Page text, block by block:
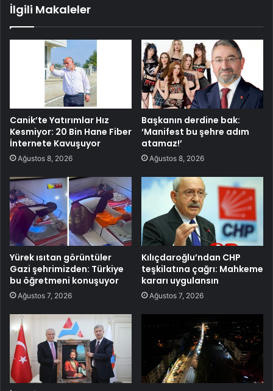
İlgili Makaleler
Canik’te Yatırımlar Hız
Kesmiyor: 20 Bin Hane Fiber
İnternete Kavuşuyor
Ağustos 8, 2026
Başkanın derdine bak:
‘Manifest bu şehre adım
atamaz!’
Ağustos 8, 2026
Yürek ısıtan görüntüler
Gazi şehrimizden: Türkiye
bu öğretmeni konuşuyor
Ağustos 7, 2026
Kılıçdaroğlu’ndan CHP
teşkilatına çağrı: Mahkeme
kararı uygulansın
Ağustos 7, 2026